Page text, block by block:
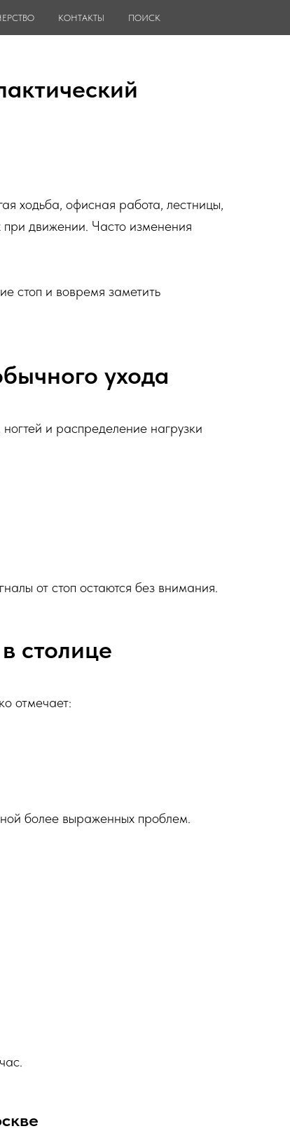
КОНТАКТЫ ПОИСК
ходьба, офисная работа, лестницы,
при движении. Часто изменения
стоп и вовремя заметить
ухода
и распределение нагрузки
от стоп остаются без внимания.
столице
отмечает:
более выраженных проблем.